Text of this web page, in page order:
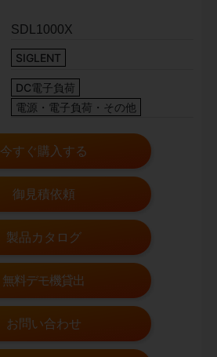
SDL1000X
SIGLENT
DC電子負荷
電源・電子負荷・その他
今すぐ購入する
御見積依頼
製品カタログ
無料デモ機貸出
お問い合わせ